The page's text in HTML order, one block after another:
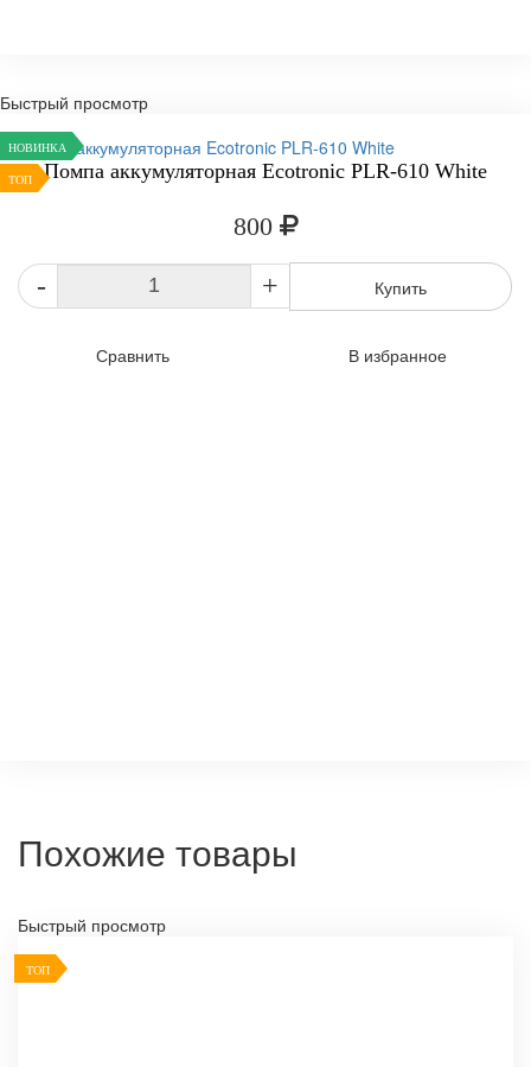
Быстрый просмотр
НОВИНКА
ТОП Помпа аккумуляторная Ecotronic PLR-610 White
800
- + Купить
Сравнить В избранное
Похожие товары
Быстрый просмотр
ТОП